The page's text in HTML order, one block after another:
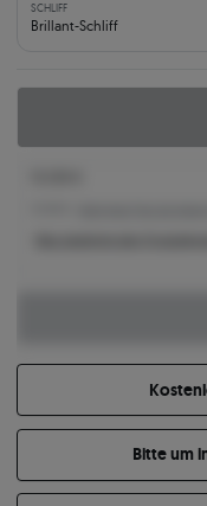
SCHLIFF
Brillant-Schliff
Bitte um